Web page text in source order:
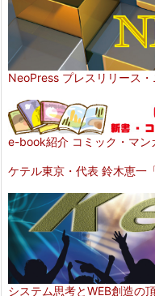
NeoPress プレスリリース
e-book紹介 コミック・マン
ケテル東京・代表 鈴木恵一
システム思考とWEB創造の